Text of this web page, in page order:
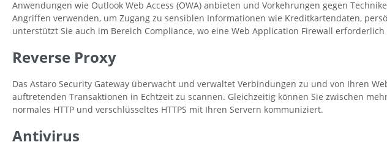
Anwendungen wie Outlook Web Access (OWA) anbieten und Vorkehrungen gegen
Angriffen verwenden, um Zugang zu sensiblen Informationen wie Kreditkartendaten,
unterstützt Sie auch im Bereich Compliance, wo eine Web Application Firewall erforderlich
Reverse Proxy
Das Astaro Security Gateway überwacht und verwaltet Verbindungen zu und von Ihren
auftretenden Transaktionen in Echtzeit zu scannen. Gleichzeitig können Sie zwischen
normales HTTP und verschlüsseltes HTTPS mit Ihren Servern kommuniziert.
Antivirus